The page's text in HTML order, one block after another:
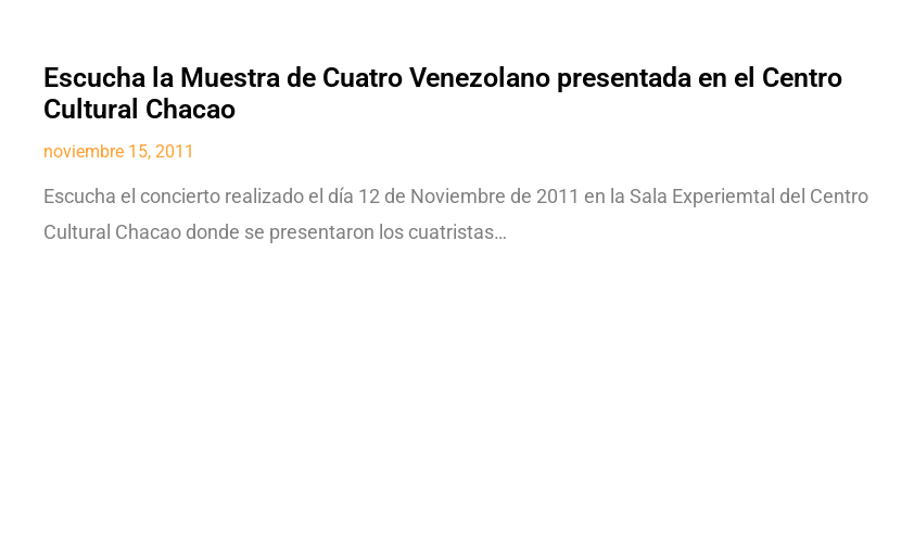
Escucha la Muestra de Cuatro Venezolano presentada en el Centro
Cultural Chacao
noviembre 15, 2011
Escucha el concierto realizado el día 12 de Noviembre de 2011 en la Sala Experiemtal del Centro
Cultural Chacao donde se presentaron los cuatristas…